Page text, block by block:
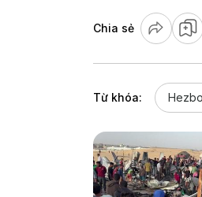
Chia sẻ
Từ khóa: